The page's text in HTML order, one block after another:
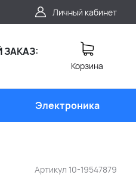
Личный кабинет
Корзина
Электроника
Артикул 10-19547879